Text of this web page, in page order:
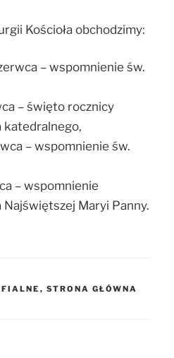
Kościoła obchodzimy:
– wspomnienie św.
– święto rocznicy
katedralnego,
– wspomnienie św.
– wspomnienie
Maryi Panny.
, STRONA GŁÓWNA